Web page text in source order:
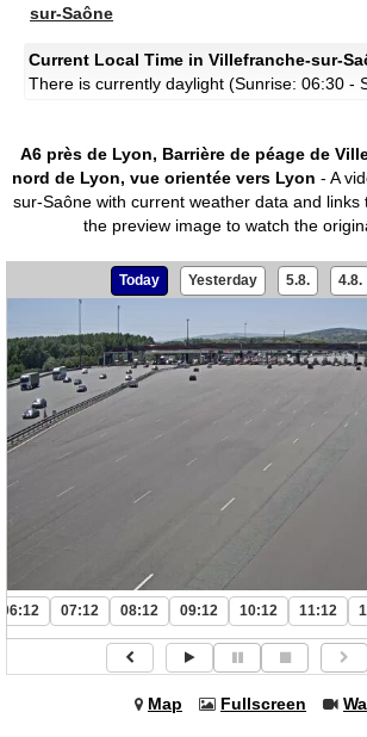
sur-Saône
Current Local Time in Villefranche-sur-
There is currently daylight (Sunrise: 06:30 -
A6 près de Lyon, Barrière de péage de
nord de Lyon, vue orientée vers Lyon - A
sur-Saône with current weather data and links
the preview image to watch the
Today Yesterday 5.8. 4.8.
06:12 07:12 08:12 09:12 10:12 11:12
Map Fullscreen